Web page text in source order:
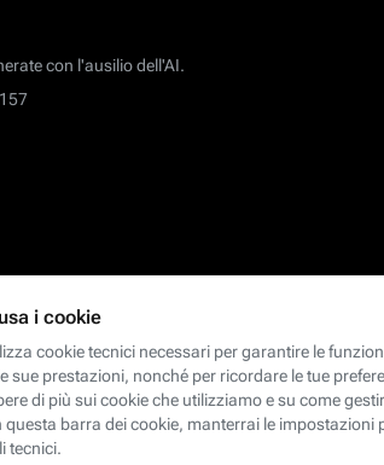
con l'ausilio dell'AI.